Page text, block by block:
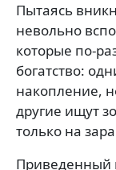
Пытаясь
невольно
которые по-
богатство:
накопление,
другие ищут
только на
Приведенный